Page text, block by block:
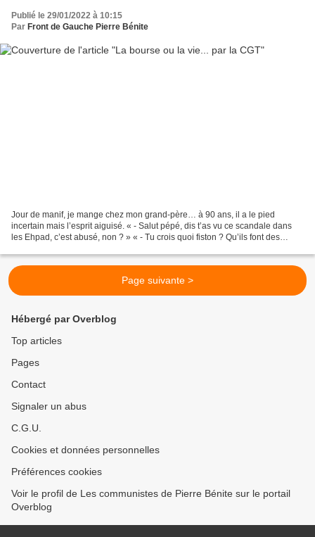
Publié le 29/01/2022 à 10:15
Par Front de Gauche Pierre Bénite
Jour de manif, je mange chez mon grand-père… à 90 ans, il a le pied
incertain mais l’esprit aiguisé. « - Salut pépé, dis t’as vu ce scandale dans
les Ehpad, c’est abusé, non ? » « - Tu crois quoi fiston ? Qu’ils font des
Page suivante >
Hébergé par Overblog
Top articles
Pages
Contact
Signaler un abus
C.G.U.
Cookies et données personnelles
Préférences cookies
Voir le profil de Les communistes de Pierre Bénite sur le portail
Overblog